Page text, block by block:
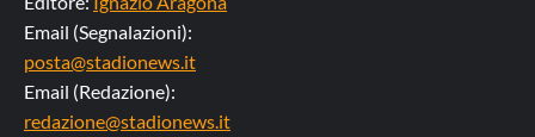
Email (Segnalazioni):
posta@stadionews.it
Email (Redazione):
redazione@stadionews.it